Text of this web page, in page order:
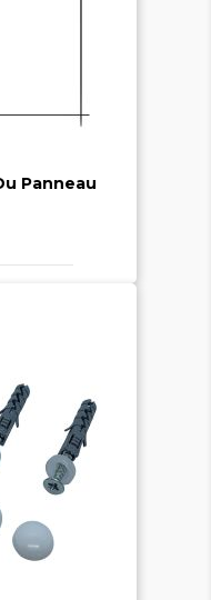
Panneau